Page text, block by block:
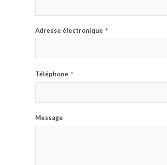
Adresse électronique *
Téléphone *
Message